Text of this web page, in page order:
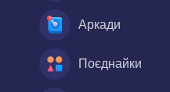
Аркади
Поєднайки